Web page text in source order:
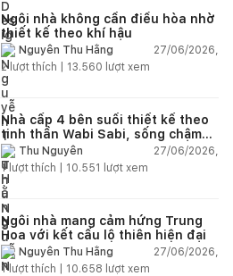
Ngôi nhà không cần điều hòa nhờ
thiết kế theo khí hậu
Nguyễn Thu Hằng
27/06/2026,
2lượt thích | 13.560 lượt xem
Nhà cấp 4 bên suối thiết kế theo
tinh thần Wabi Sabi, sống chậm
giữa thiên nhiên
Thu Nguyễn
27/06/2026,
1lượt thích | 10.551 lượt xem
Ngôi nhà mang cảm hứng Trung
Hoa với kết cấu lộ thiên hiện đại
Nguyễn Thu Hằng
27/06/2026,
1lượt thích | 10.658 lượt xem